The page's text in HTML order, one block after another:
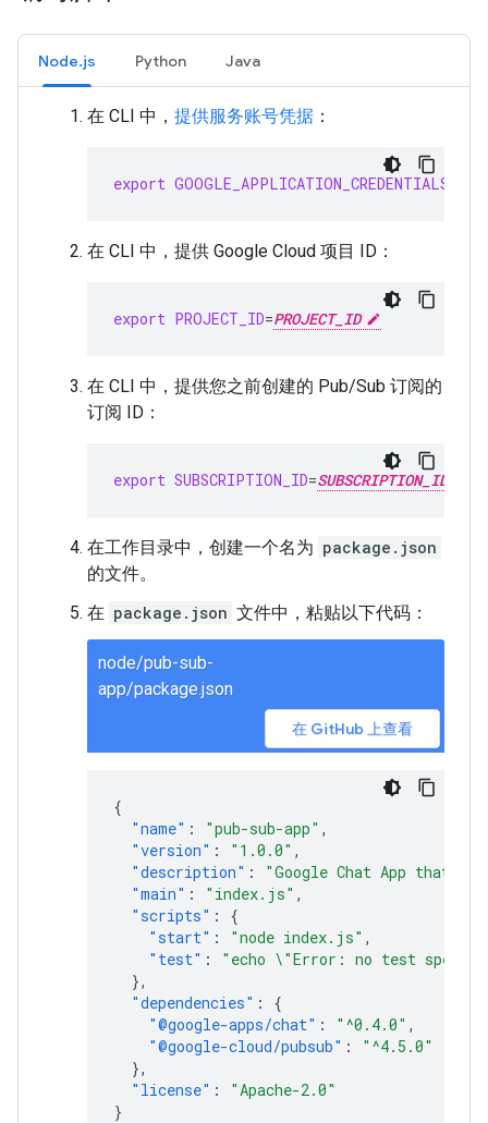
Node.js Python Java
在 CLI 中， 提供服务账号凭据 ：
export GOOGLE_APPLICATION_CREDENTIALS
在 CLI 中，提供 Google Cloud 项目 ID：
export PROJECT_ID=PROJECT_ID
在 CLI 中，提供您之前创建的 Pub/Sub 订阅的
订阅 ID：
export SUBSCRIPTION_ID=SUBSCRIPTION_ID
在工作目录中，创建一个名为 package.json
的文件。
在 package.json 文件中，粘贴以下代码：
node/pub-sub-
app/package.json
在 GitHub 上查看
{
"name" : "pub-sub-app" ,
"version" : "1.0.0" ,
"description" :
"Google Chat App that
"main" : "index.js" ,
"scripts" :
{
"start" : "node index.js" ,
"test" :
"echo \"Error: no test
},
"dependencies" :
{
"@google-apps/chat" : "^0.4.0" ,
"@google-cloud/pubsub" :
"^4.5.0"
},
"license" :
"Apache-2.0"
}